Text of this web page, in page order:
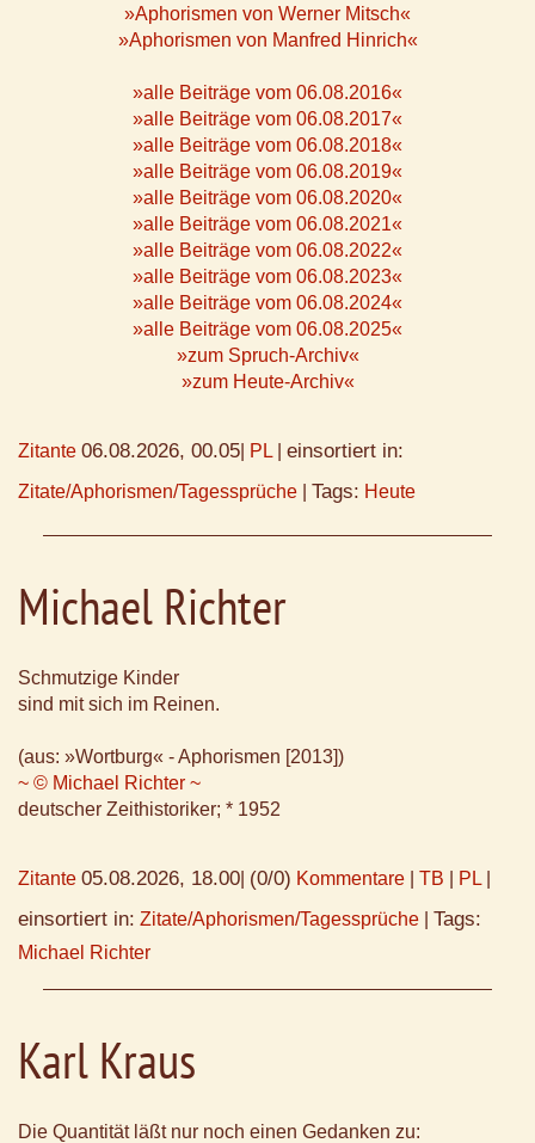
»Aphorismen von Werner Mitsch«
»Aphorismen von Manfred Hinrich«
»alle Beiträge vom 06.08.2016«
»alle Beiträge vom 06.08.2017«
»alle Beiträge vom 06.08.2018«
»alle Beiträge vom 06.08.2019«
»alle Beiträge vom 06.08.2020«
»alle Beiträge vom 06.08.2021«
»alle Beiträge vom 06.08.2022«
»alle Beiträge vom 06.08.2023«
»alle Beiträge vom 06.08.2024«
»alle Beiträge vom 06.08.2025«
»zum Spruch-Archiv«
»zum Heute-Archiv«
Zitante 06.08.2026, 00.05 PL einsortiert in:
Zitate/Aphorismen/Tagessprüche Tags: Heute
Michael Richter
Schmutzige Kinder
sind mit sich im Reinen.
(aus: »Wortburg« - Aphorismen [2013])
~ © Michael Richter ~
deutscher Zeithistoriker; * 1952
Zitante 05.08.2026, 18.00 (0/0) Kommentare TB PL
einsortiert in: Zitate/Aphorismen/Tagessprüche Tags:
Michael Richter
Karl Kraus
Die Quantität läßt nur noch einen Gedanken zu: